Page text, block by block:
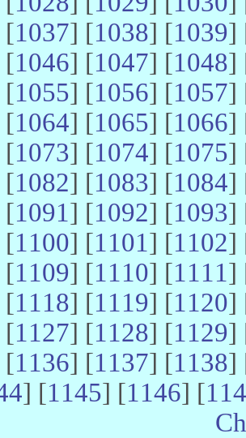
[1037] [1038] [1039]
[1046] [1047] [1048]
[1055] [1056] [1057]
[1064] [1065] [1066]
[1073] [1074] [1075]
[1082] [1083] [1084]
[1091] [1092] [1093]
[1100] [1101] [1102]
[1109] [1110] [1111]
[1118] [1119] [1120]
[1127] [1128] [1129]
[1136] [1137] [1138]
] [1145] [1146] [